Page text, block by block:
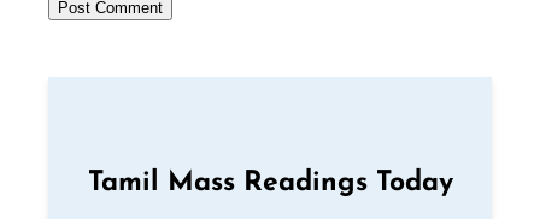
Tamil Mass Readings Today